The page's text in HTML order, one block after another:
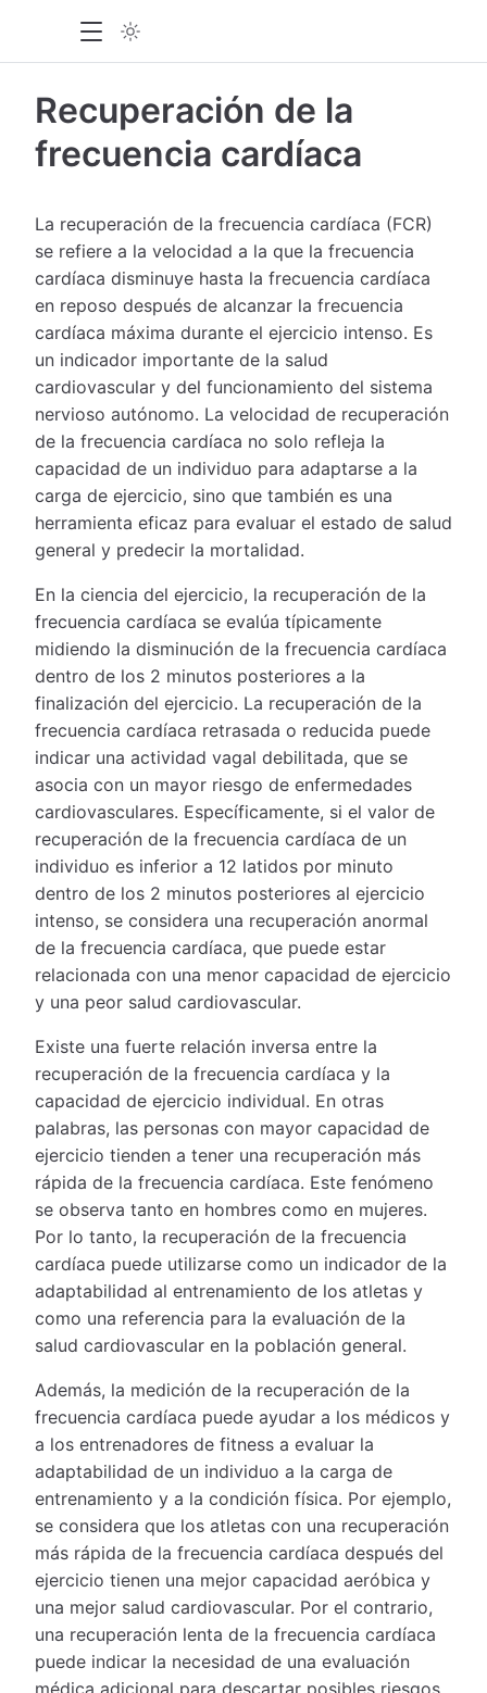
Recuperación de la
frecuencia cardíaca
La recuperación de la frecuencia cardíaca (FCR)
se refiere a la velocidad a la que la frecuencia
cardíaca disminuye hasta la frecuencia cardíaca
en reposo después de alcanzar la frecuencia
cardíaca máxima durante el ejercicio intenso. Es
un indicador importante de la salud
cardiovascular y del funcionamiento del sistema
nervioso autónomo. La velocidad de recuperación
de la frecuencia cardíaca no solo refleja la
capacidad de un individuo para adaptarse a la
carga de ejercicio, sino que también es una
herramienta eficaz para evaluar el estado de salud
general y predecir la mortalidad.
En la ciencia del ejercicio, la recuperación de la
frecuencia cardíaca se evalúa típicamente
midiendo la disminución de la frecuencia cardíaca
dentro de los 2 minutos posteriores a la
finalización del ejercicio. La recuperación de la
frecuencia cardíaca retrasada o reducida puede
indicar una actividad vagal debilitada, que se
asocia con un mayor riesgo de enfermedades
cardiovasculares. Específicamente, si el valor de
recuperación de la frecuencia cardíaca de un
individuo es inferior a 12 latidos por minuto
dentro de los 2 minutos posteriores al ejercicio
intenso, se considera una recuperación anormal
de la frecuencia cardíaca, que puede estar
relacionada con una menor capacidad de ejercicio
y una peor salud cardiovascular.
Existe una fuerte relación inversa entre la
recuperación de la frecuencia cardíaca y la
capacidad de ejercicio individual. En otras
palabras, las personas con mayor capacidad de
ejercicio tienden a tener una recuperación más
rápida de la frecuencia cardíaca. Este fenómeno
se observa tanto en hombres como en mujeres.
Por lo tanto, la recuperación de la frecuencia
cardíaca puede utilizarse como un indicador de la
adaptabilidad al entrenamiento de los atletas y
como una referencia para la evaluación de la
salud cardiovascular en la población general.
Además, la medición de la recuperación de la
frecuencia cardíaca puede ayudar a los médicos y
a los entrenadores de fitness a evaluar la
adaptabilidad de un individuo a la carga de
entrenamiento y a la condición física. Por ejemplo,
se considera que los atletas con una recuperación
más rápida de la frecuencia cardíaca después del
ejercicio tienen una mejor capacidad aeróbica y
una mejor salud cardiovascular. Por el contrario,
una recuperación lenta de la frecuencia cardíaca
puede indicar la necesidad de una evaluación
médica adicional para descartar posibles riesgos